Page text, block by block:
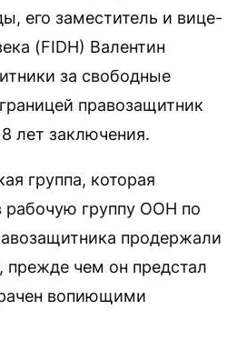
его заместитель и вице-
(FIDH) Валентин
за свободные
правозащитник
лет заключения.
группа, которая
рабочую группу ООН по
продержали
прежде чем он предстал
вопиющими